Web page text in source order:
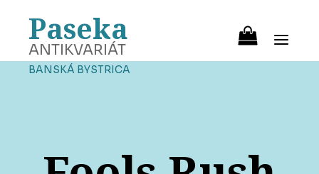
Paseka
ANTIKVARIÁT
BANSKÁ BYSTRICA